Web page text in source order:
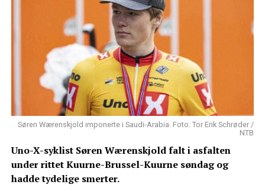
Søren Wærenskjold imponerte i Saudi-Arabia. Foto: Tor Erik Schrøder /
NTB
Uno-X-syklist Søren Wærenskjold falt i asfalten
under rittet Kuurne-Brussel-Kuurne søndag og
hadde tydelige smerter.